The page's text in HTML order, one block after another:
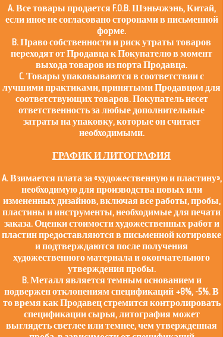
A. Все товары продается F.O.B. Шэньчжэнь, Китай,
если иное не согласовано сторонами в письменной
форме.
B. Право собственности и риск утраты товаров
переходят от Продавца к Покупателю в момент
выхода товаров из порта Продавца.
C. Товары упаковываются в соответствии с
лучшими практиками, принятыми Продавцом для
соответствующих товаров. Покупатель несет
ответственность за любые дополнительные
затраты на упаковку, которые он считает
необходимыми.
ГРАФИК И ЛИТОГРАФИЯ
A. Взимается плата за «художественную и пластину»,
необходимую для производства новых или
измененных дизайнов, включая все работы, пробы,
пластины и инструменты, необходимые для печати
заказа. Оценки стоимости художественных работ и
пластин предоставляются в письменной котировке
и подтверждаются после получения
художественного материала и окончательного
утверждения пробы.
B. Металл является темным основанием и
подвержен отклонениям спецификаций +8%, -5%. В
то время как Продавец стремится контролировать
спецификации сырья, литография может
выглядеть светлее или темнее, чем утвержденная